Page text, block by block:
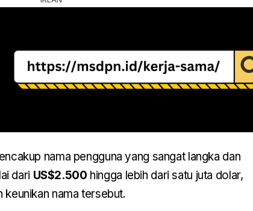
nama pengguna yang sangat langka dan
dari US$2.500 hingga lebih dari satu juta dolar,
keunikan nama tersebut.